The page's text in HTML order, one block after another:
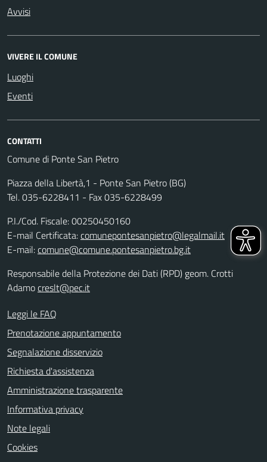
Avvisi
VIVERE IL COMUNE
Luoghi
Eventi
CONTATTI
Comune di Ponte San Pietro
Piazza della Libertà,1 - Ponte San Pietro (BG)
Tel. 035-6228411 - Fax 035-6228499
P.I./Cod. Fiscale: 00250450160
E-mail Certificata:comunepontesanpietro@legalmail.it
E-mail:comune@comune.pontesanpietro.bg.it
Responsabile della Protezione dei Dati (RPD) geom. Crotti
Adamocreslt@pec.it
Leggi le FAQ
Prenotazione appuntamento
Segnalazione disservizio
Richiesta d'assistenza
Amministrazione trasparente
Informativa privacy
Note legali
Cookies